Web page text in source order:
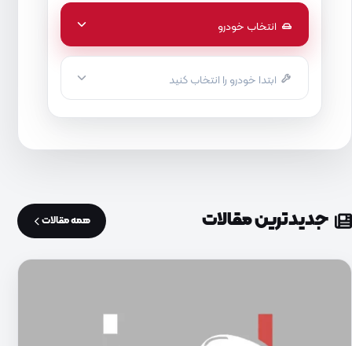
انتخاب خودرو
ابتدا خودرو را انتخاب کنید
جدیدترین مقالات همه مقالات